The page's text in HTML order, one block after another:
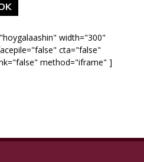
width="300"
cta="false"
method="iframe" ]